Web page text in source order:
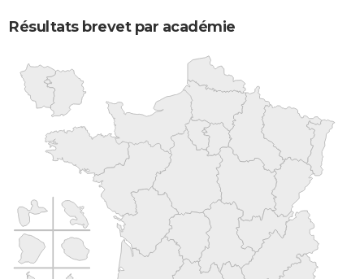
Résultats brevet par académie